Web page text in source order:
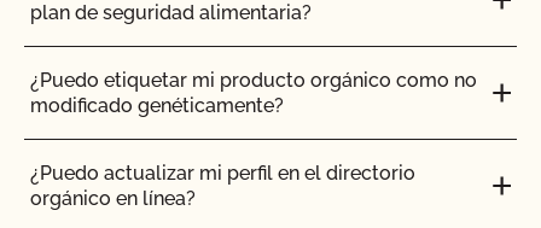
plan de seguridad alimentaria?
¿Puedo etiquetar mi producto orgánico como no
modificado genéticamente?
¿Puedo actualizar mi perfil en el directorio
orgánico en línea?
¿Puedo almacenar ingredientes orgánicos y no
orgánicos en el mismo almacén?
¿Puedo utilizar una cocina comercial compartida
para elaborar mis productos?
¿Puedo utilizar un almacén externo para